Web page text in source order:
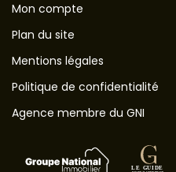
Mon compte
Plan du site
Mentions légales
Politique de confidentialité
Agence membre du GNI